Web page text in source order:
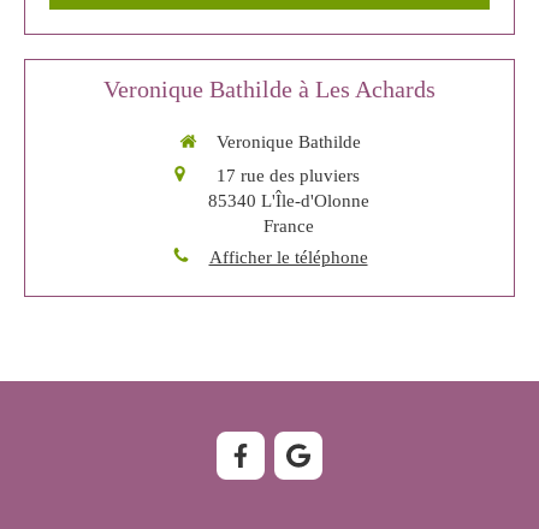
Veronique Bathilde à Les Achards
Veronique Bathilde
17 rue des pluviers
85340 L'Île-d'Olonne
France
Afficher le téléphone